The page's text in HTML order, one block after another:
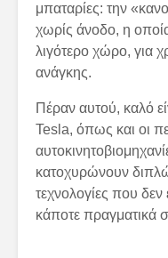
μπαταρίες: την
χωρίς άνοδο, η
λιγότερο χώρο, για
ανάγκης.
Πέραν αυτού, καλό
Tesla, όπως και οι
κατοχυρώνουν
τεχνολογίες που δεν
κάποτε πραγματικά